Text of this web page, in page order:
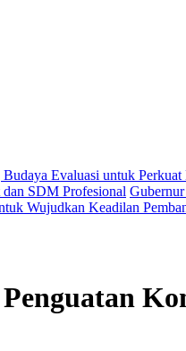
Evaluasi untuk
SDM Profesional
Wujudkan Keadilan